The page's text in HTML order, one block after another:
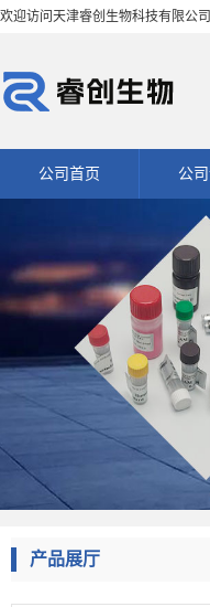
欢迎访问天津睿创生物科技有限公司
公司首页 公
产品展厅